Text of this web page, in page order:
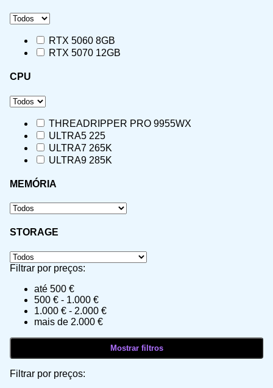
RTX 5060 8GB
RTX 5070 12GB
CPU
THREADRIPPER PRO 9955WX
ULTRA5 225
ULTRA7 265K
ULTRA9 285K
MEMÓRIA
STORAGE
Filtrar por preços:
até 500 €
500 € - 1.000 €
1.000 € - 2.000 €
mais de 2.000 €
Filtrar por preços: